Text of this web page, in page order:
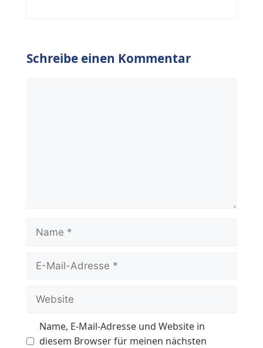
Schreibe einen Kommentar
Name
Mail-
Website
Name, E-Mail-Adresse und Website in
diesem Browser für meinen nächsten